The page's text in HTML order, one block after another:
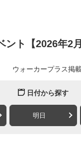
ント【2026年2
ウォーカープラス掲
日付から探す
明日